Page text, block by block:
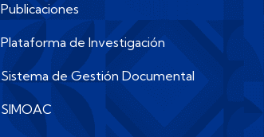
Publicaciones
Plataforma de Investigación
Sistema de Gestión Documental
SIMOAC